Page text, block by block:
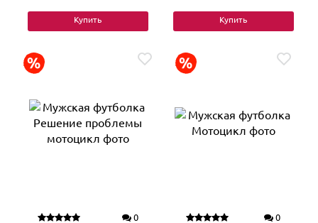
Купить Купить
0 0